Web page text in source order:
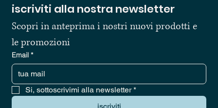
iscriviti alla nostra newsletter
Scopri in anteprima i nostri nuovi prodotti e
le promozioni
Email *
Si, sottoscrivimi alla newsletter *